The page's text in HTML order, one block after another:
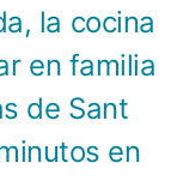
la cocina
en familia
de Sant
en